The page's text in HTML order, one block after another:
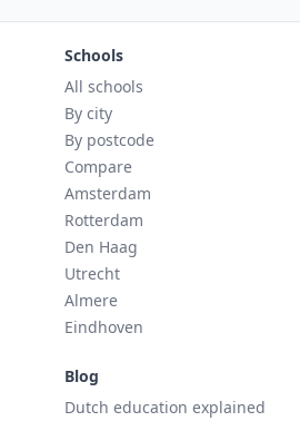
Schools
All schools
By city
By postcode
Compare
Amsterdam
Rotterdam
Den Haag
Utrecht
Almere
Eindhoven
Blog
Dutch education explained